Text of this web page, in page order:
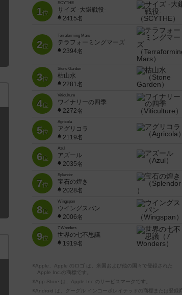
1位
SCYTHE
サイズ -大鎌戦役-
2415名
2位
Terraforming Mars
テラフォーミングマーズ
2394名
3位
Stone Garden
枯山水
2281名
4位
Viticulture
ワイナリーの四季
2272名
5位
Agricola
アグリコラ
2119名
6位
Azul
アズール
2035名
7位
Splendor
宝石の煌き
2028名
8位
Wingspan
ウイングスパン
2006名
9位
7 Wonders
世界の七不思議
1919名
※Apple、Apple のロゴ は、米国および他の国々で登録された
Apple Inc.の商標です。
※App Store は、Apple Inc.のサービスマークです。
※Android は、グーグル インコーポレイテッドの商標または登録商